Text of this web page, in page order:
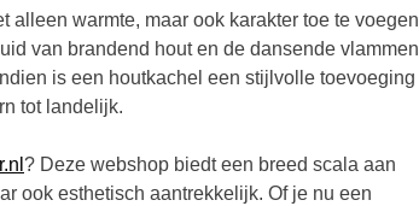
alleen warmte, maar ook karakter toe te voegen
van brandend hout en de dansende vlammen
is een houtkachel een stijlvolle toevoeging
tot landelijk.
? Deze webshop biedt een breed scala aan
ook esthetisch aantrekkelijk. Of je nu een